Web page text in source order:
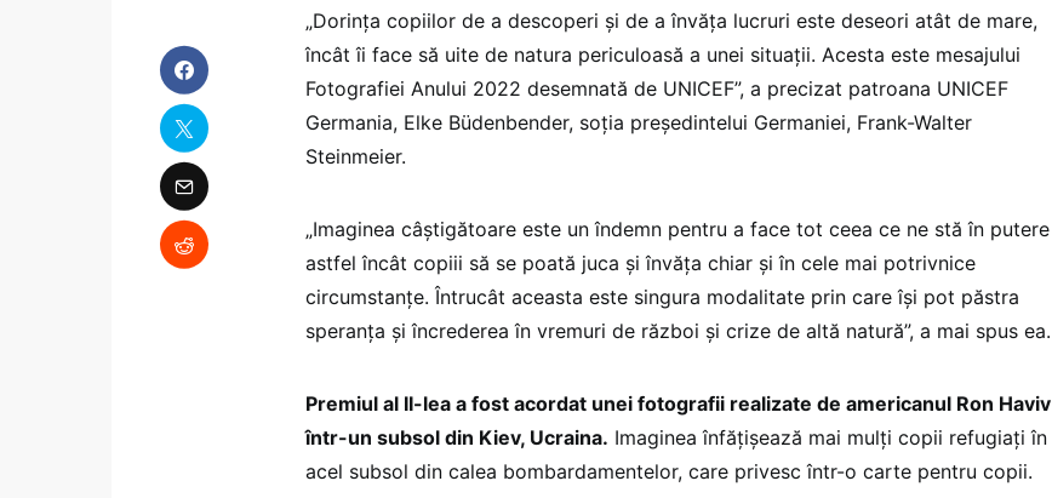
„Dorinţa copiilor de a descoperi şi de a învăţa lucruri este deseori atât de mare,
încât îi face să uite de natura periculoasă a unei situaţii. Acesta este mesajului
Fotografiei Anului 2022 desemnată de UNICEF”, a precizat patroana UNICEF
Germania, Elke Büdenbender, soţia preşedintelui Germaniei, Frank-Walter
Steinmeier.
„Imaginea câştigătoare este un îndemn pentru a face tot ceea ce ne stă în putere
astfel încât copiii să se poată juca şi învăţa chiar şi în cele mai potrivnice
circumstanţe. Întrucât aceasta este singura modalitate prin care îşi pot păstra
speranţa şi încrederea în vremuri de război şi crize de altă natură”, a mai spus ea.
Premiul al II-lea a fost acordat unei fotografii realizate de americanul Ron Haviv
într-un subsol din Kiev, Ucraina. Imaginea înfăţişează mai mulţi copii refugiaţi în
acel subsol din calea bombardamentelor, care privesc într-o carte pentru copii.